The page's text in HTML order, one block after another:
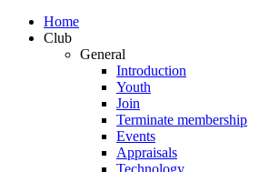
Home
Club
General
Introduction
Youth
Join
Terminate membership
Events
Appraisals
Technology